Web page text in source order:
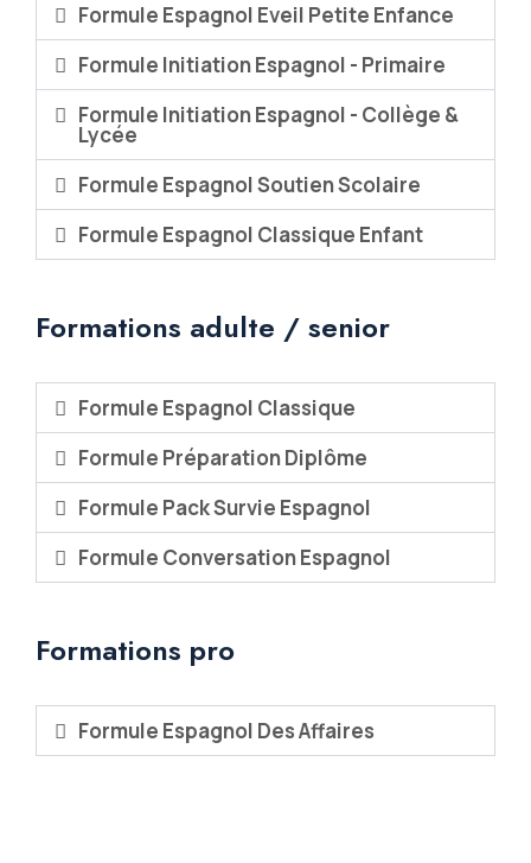
Formule Espagnol Eveil Petite Enfance
Formule Initiation Espagnol - Primaire
Formule Initiation Espagnol - Collège &
Lycée
Formule Espagnol Soutien Scolaire
Formule Espagnol Classique Enfant
Formations adulte / senior
Formule Espagnol Classique
Formule Préparation Diplôme
Formule Pack Survie Espagnol
Formule Conversation Espagnol
Formations pro
Formule Espagnol Des Affaires